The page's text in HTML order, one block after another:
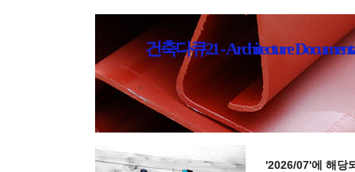
건축다큐21 - Architecture
'2026/07'에 해당